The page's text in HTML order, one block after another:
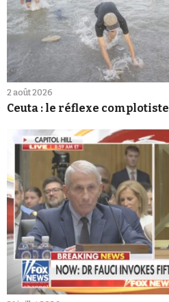
2 août 2026
Ceuta : le réflexe complotiste